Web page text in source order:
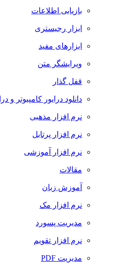
بازیابی اطلاعات
ابزار رجیستری
ابزارهای مفید
ویرایشگر متن
قفل گذار
دانلود درایور کامپیوتر و
نرم افزار مذهبی
نرم افزار پرتابل
نرم افزار آموزشی
مقالات
آموزش زبان
نرم افزار مک
مدیریت پسورد
نرم افزار تقویم
مدیریت PDF